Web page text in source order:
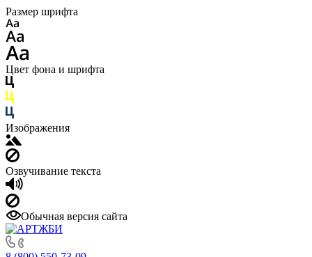
Размер шрифта
Цвет фона и шрифта
Изображения
Озвучивание текста
Обычная версия сайта